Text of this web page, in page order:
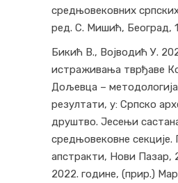
средњовековних
ред. С. Мишић, Београд,
Бикић В., Војводић У.
истраживања тврђаве
Дољевца –
резултати, у: Српско
друштво. Јесењи
средњовековне секције.
апстракти, Нови Пазар,
2022. године, (прир.)